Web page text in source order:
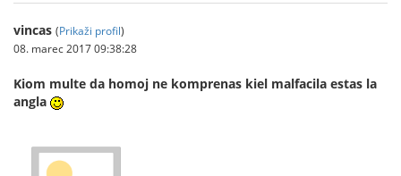
vincas (Prikaži profil)
08. marec 2017 09:38:28
Kiom multe da homoj ne komprenas kiel malfacila estas la
angla